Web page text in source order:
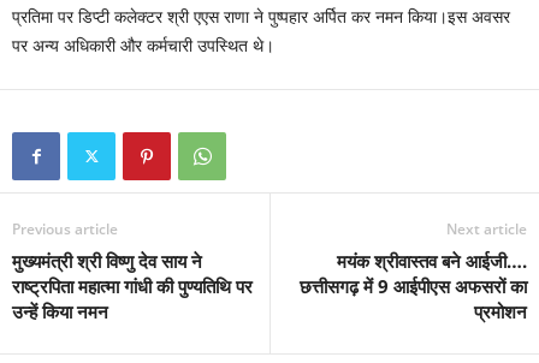
प्रतिमा पर डिप्टी कलेक्टर श्री एएस राणा ने पुष्पहार अर्पित कर नमन किया।इस अवसर
पर अन्य अधिकारी और कर्मचारी उपस्थित थे।
Previous article
मुख्यमंत्री श्री विष्णु देव साय ने
राष्ट्रपिता महात्मा गांधी की पुण्यतिथि पर
उन्हें किया नमन
Next article
मयंक श्रीवास्तव बने आईजी….
छत्तीसगढ़ में 9 आईपीएस अफसरों का
प्रमोशन